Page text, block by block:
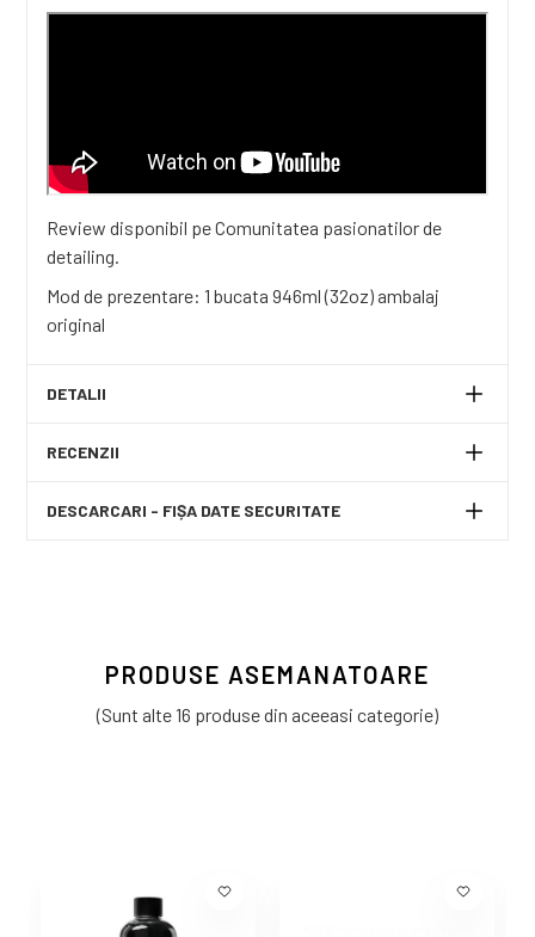
Review disponibil peComunitatea pasionatilor de
detailing.
Mod de prezentare: 1 bucata 946ml (32oz) ambalaj
original
DETALII
RECENZII
DESCARCARI - FIȘA DATE SECURITATE
PRODUSE ASEMANATOARE
(Sunt alte 16 produse din aceeasi categorie)